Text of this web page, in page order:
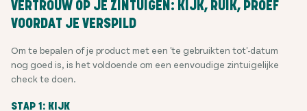
VERTROUW OP JE ZINTUIGEN: KIJK, RUIK, PROEF
VOORDAT JE VERSPILD
Om te bepalen of je product met een 'te gebruikten tot'-datum
nog goed is, is het voldoende om een eenvoudige zintuigelijke
check te doen.
STAP 1: KIJK